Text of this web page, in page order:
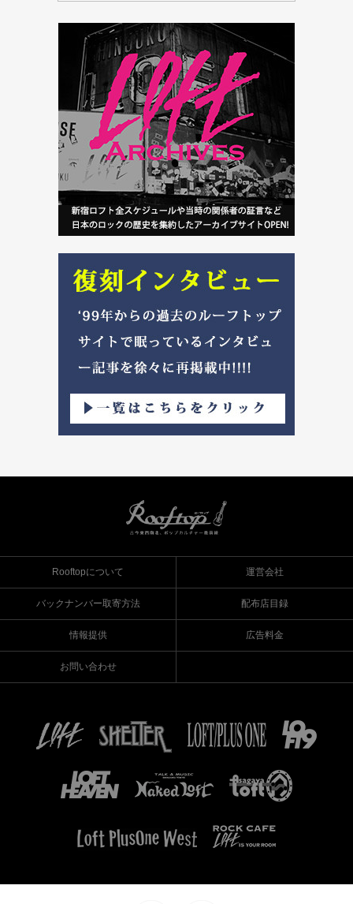
Rooftopについて 運営会社
バックナンバー取寄方法 配布店目録
情報提供 広告料金
お問い合わせ